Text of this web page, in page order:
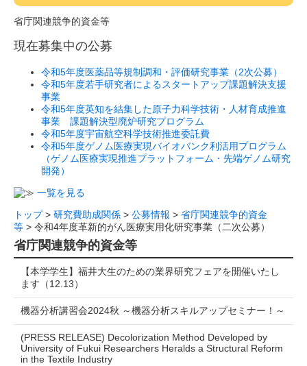
省庁関連競争的資金等
現在募集中の公募
令和5年度医薬品等規制調和・評価研究事業（2次公募）
令和5年度若手研究者によるスタートアップ課題解決支援
事業
令和5年度英知を結集した原子力科学技術・人材育成推進
事業 課題解決型廃炉研究プログラム
令和5年度宇宙航空科学技術推進委託費
令和5年度ゲノム医療実現バイオバンク利活用プログラム
（ゲノム医療実現推進プラットフォーム・先端ゲノム研究
開発）
一覧を見る
トップ> 研究費助成関係 > 公募情報 > 省庁関連競争的資金
等 > 令和4年度革新的がん医療実用化研究事業（二次公募）
省庁関連競争的資金等
【本学学生】福井大生のための業界研究フェアを開催いたし
ます（12.13）
機器分析講習会2024秋 ～機器分析スキルアップセミナー！～
(PRESS RELEASE) Decolorization Method Developed by
University of Fukui Researchers Heralds a Structural Reform
in the Textile Industry